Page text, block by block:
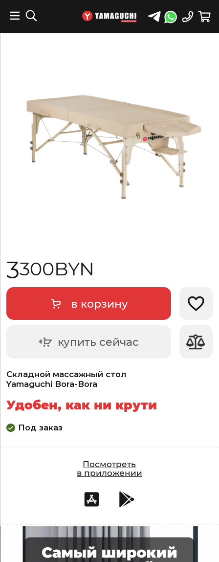
Складной массажный стол
Yamaguchi Bora-Bora
Удобен, как ни крути
Под заказ
3300BYN
в корзину
купить сейчас
Посмотреть
в приложении